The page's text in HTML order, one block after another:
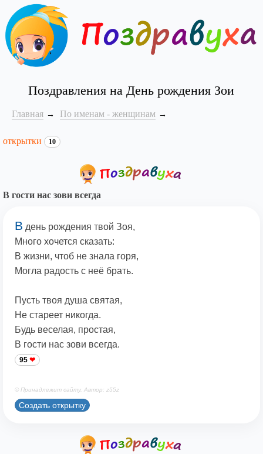
Поздравления на День рождения Зои
Главная По именам - женщинам
открытки 10
В гости нас зови всегда
В день рождения твой Зоя,
Много хочется сказать:
В жизни, чтоб не знала горя,
Могла радость с неё брать.
Пусть твоя душа святая,
Не стареет никогда.
Будь веселая, простая,
В гости нас зови всегда.
95
© Принадлежит сайту. Автор: z55z
Создать открытку